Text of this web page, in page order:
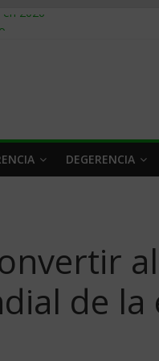
2026
DEGERENCIA
de la